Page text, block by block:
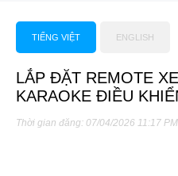
TIẾNG VIỆT ENGLISH
LẮP ĐẶT REMOTE
KARAOKE ĐIỀU
Thời gian đăng: 07/04/2026 11:17 PM